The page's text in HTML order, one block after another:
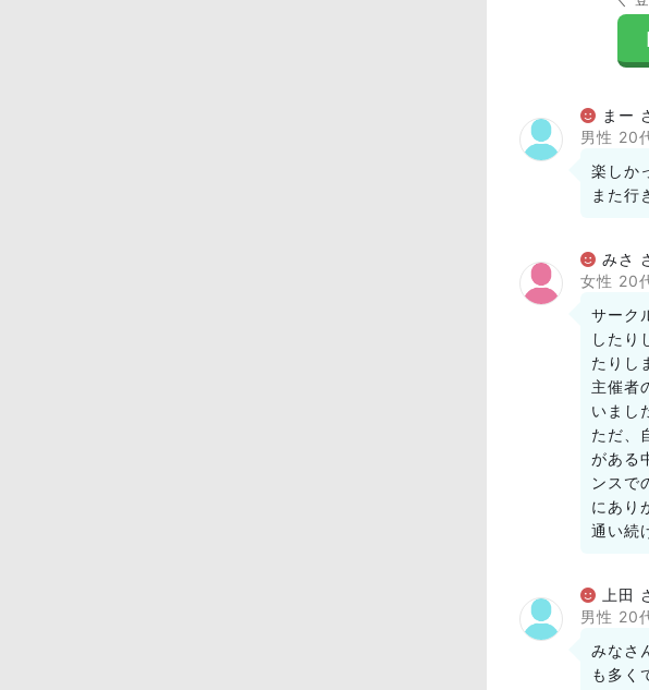
まー
男性 20
楽しか
また行
みさ
女性 20
サーク
したり
たりし
主催者
いまし
ただ、
がある
ンスで
にあり
通い続
上田
男性 20
みなさ
も多く